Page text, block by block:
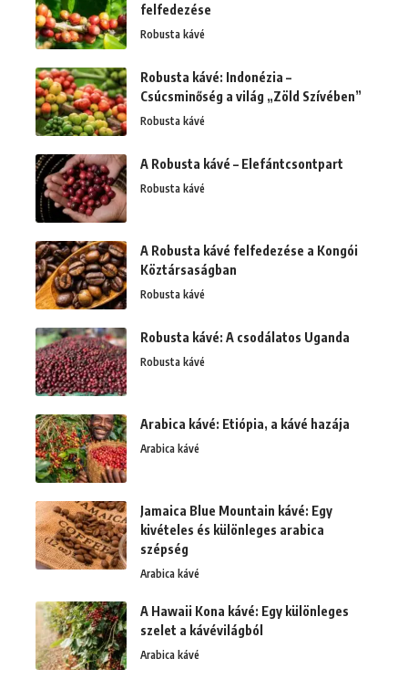
felfedezése
Robusta kávé
Robusta kávé: Indonézia –
Csúcsminőség a világ „Zöld Szívében”
Robusta kávé
A Robusta kávé – Elefántcsontpart
Robusta kávé
A Robusta kávé felfedezése a Kongói
Köztársaságban
Robusta kávé
Robusta kávé: A csodálatos Uganda
Robusta kávé
Arabica kávé: Etiópia, a kávé hazája
Arabica kávé
Jamaica Blue Mountain kávé: Egy
kivételes és különleges arabica
szépség
Arabica kávé
A Hawaii Kona kávé: Egy különleges
szelet a kávévilágból
Arabica kávé